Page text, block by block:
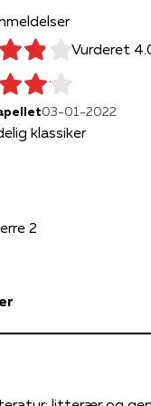
Vurderet
03-01-2022
klassiker
2